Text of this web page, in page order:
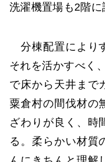
洗濯機置場も2階に
分棟配置により
それを活かすべく
で床から天井まで
粟倉村の間伐材の
ざわりが良く、時
る。柔らかい材質